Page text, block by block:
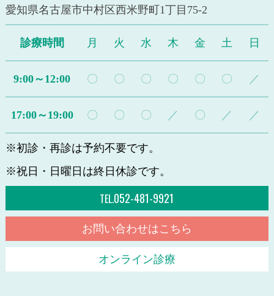
愛知県名古屋市中村区西米野町1丁目75-2
診療時間 月 火 水 木 金 土 日
9:00～12:00 〇 〇 〇 〇 〇 〇 ／
17:00～19:00 〇 〇 〇 ／ 〇 ／ ／
※初診・再診は予約不要です。
※祝日・日曜日は終日休診です。
TEL.052-481-9921
お問い合わせはこちら
オンライン診療